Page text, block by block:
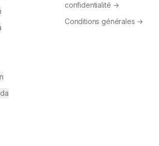
confidentialité →
Conditions générales →